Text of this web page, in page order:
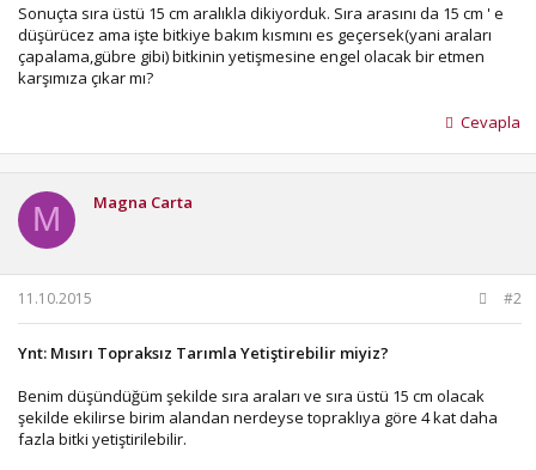
Sonuçta sıra üstü 15 cm aralıkla dikiyorduk. Sıra arasını da 15 cm ' e
düşürücez ama işte bitkiye bakım kısmını es geçersek(yani araları
çapalama,gübre gibi) bitkinin yetişmesine engel olacak bir etmen
karşımıza çıkar mı?
Cevapla
M Magna Carta
11.10.2015 #2
Ynt: Mısırı Topraksız Tarımla Yetiştirebilir miyiz?
Benim düşündüğüm şekilde sıra araları ve sıra üstü 15 cm olacak
şekilde ekilirse birim alandan nerdeyse topraklıya göre 4 kat daha
fazla bitki yetiştirilebilir.